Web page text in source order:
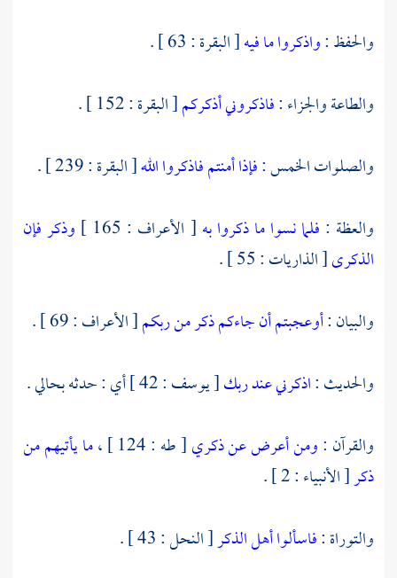
والحفظ :واذكروا ما فيه[ البقرة : 63 ] .
والطاعة والجزاء :فاذكروني أذكركم[ البقرة : 152 ] .
والصلوات الخمس :فإذا أمنتم فاذكروا الله[ البقرة : 239 ] .
والعظة : فلما نسوا ما ذكروا به [ الأعراف : 165 ]
وذكر فإن
الذكرى[ الذاريات : 55 ] .
والبيان :أوعجبتم أن جاءكم ذكر من ربكم[ الأعراف : 69 ] .
والحديث :اذكرني عند ربك[ يوسف : 42 ] أي : حدثه بحالي .
والقرآن :ومن أعرض عن ذكري[ طه : 124 ] ،
ما يأتيهم من
ذكر[ الأنبياء : 2 ] .
والتوراة :فاسألوا أهل الذكر[ النحل : 43 ] .